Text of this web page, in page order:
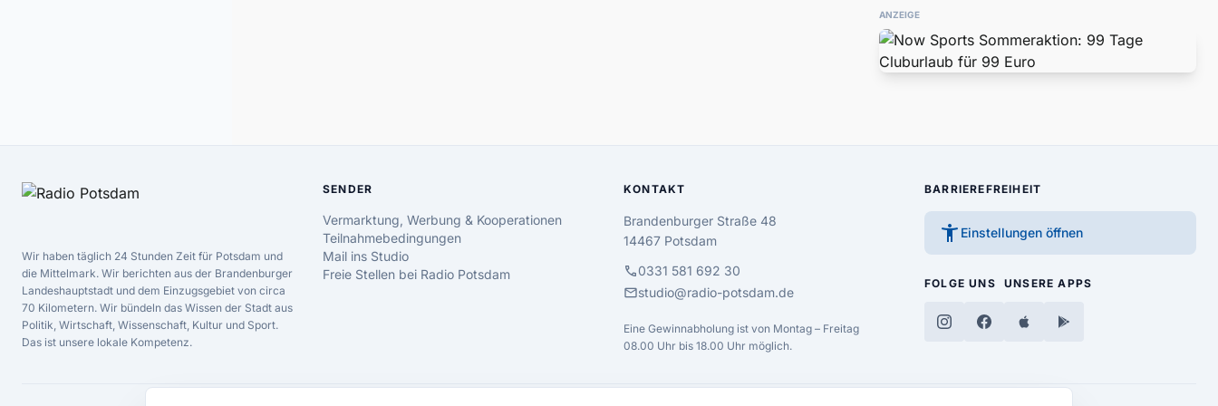
ANZEIGE
Wir haben täglich 24 Stunden Zeit für Potsdam und
die Mittelmark. Wir berichten aus der Brandenburger
Landeshauptstadt und dem Einzugsgebiet von circa
70 Kilometern. Wir bündeln das Wissen der Stadt aus
Politik, Wirtschaft, Wissenschaft, Kultur und Sport.
Das ist unsere lokale Kompetenz.
SENDER
Vermarktung, Werbung & Kooperationen
Teilnahmebedingungen
Mail ins Studio
Freie Stellen bei Radio Potsdam
KONTAKT
Brandenburger Straße 48
14467 Potsdam
call0331 581 692 30
mailstudio@radio-potsdam.de
Eine Gewinnabholung ist von Montag – Freitag
08.00 Uhr bis 18.00 Uhr möglich.
BARRIEREFREIHEIT
accessibility_new Einstellungen öffnen
FOLGE UNS UNSERE APPS